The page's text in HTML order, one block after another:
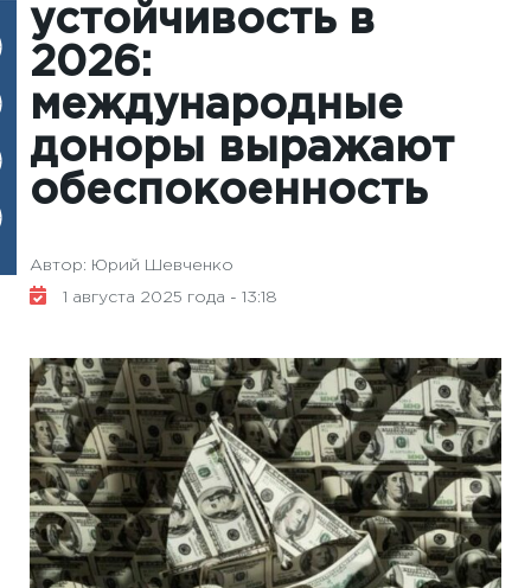
устойчивость в
2026:
международные
доноры выражают
обеспокоенность
Автор: Юрий Шевченко
1 августа 2025 года - 13:18